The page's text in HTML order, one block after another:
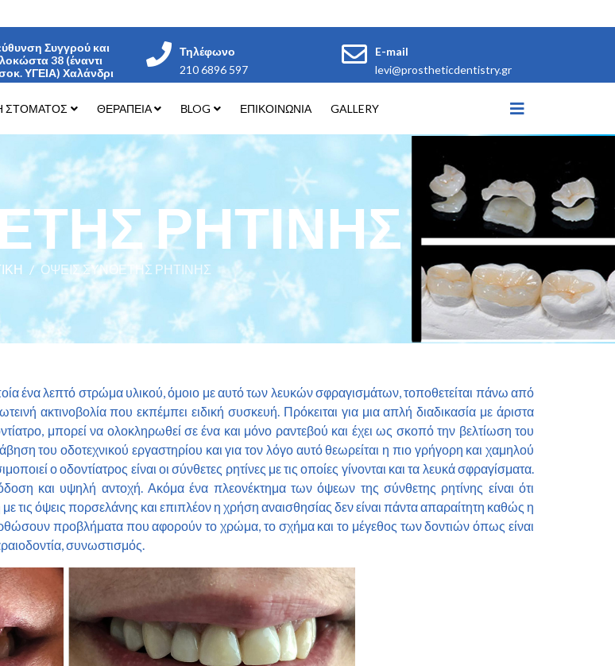
Συγγρού και
38 (έναντι
ΥΓΕΙΑ) Χαλάνδρι
Τηλέφωνο
210 6896 597
E-mail
levi@prostheticdentistry.gr
ΣΤΟΜΑΤΟΣ ΘΕΡΑΠΕΙΑ ΒLOG ΕΠΙΚΟΙΝΩΝΙΑ GALLERY
ΡΗΤΙΝΗΣ
ΟΨΕΙΣ ΣΥΝΘΕΤΗΣ ΡΗΤΙΝΗΣ
ένα λεπτό στρώμα υλικού, όμοιο με αυτό των λευκών σφραγισμάτων, τοποθετείται πάνω από
ακτινοβολία που εκπέμπει ειδική συσκευή. Πρόκειται για μια απλή διαδικασία με άριστα
μπορεί να ολοκληρωθεί σε ένα και μόνο ραντεβού και έχει ως σκοπό την βελτίωση του
του οδοτεχνικού εργαστηρίου και για τον λόγο αυτό θεωρείται η πιο γρήγορη και χαμηλού
ο οδοντίατρος είναι οι σύνθετες ρητίνες με τις οποίες γίνονται και τα λευκά σφραγίσματα.
και υψηλή αντοχή. Ακόμα ένα πλεονέκτημα των όψεων της σύνθετης ρητίνης είναι ότι
τις όψεις πορσελάνης και επιπλέον η χρήση αναισθησίας δεν είναι πάντα απαραίτητη καθώς η
προβλήματα που αφορούν το χρώμα, το σχήμα και το μέγεθος των δοντιών όπως είναι
συνωστισμός.